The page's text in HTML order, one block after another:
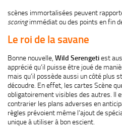
scènes immortalisées peuvent
scoringimmédiat ou des points en fin
Le roi de la savane
Bonne nouvelle, Wild Serengetiest
apprécié qu’il puisse être joué de
mais qu’il possède aussi un côté plus
découdre. En effet, les cartes Scène
obligatoirement visibles des autres. Il
contrarier les plans adverses en
règles prévoient même l’ajout de
unique à utiliser à bon escient.